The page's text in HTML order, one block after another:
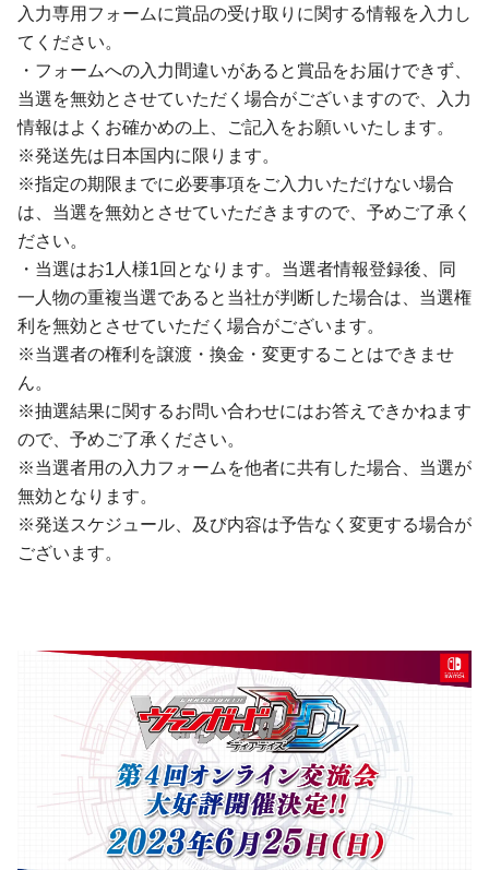
入力専用フォームに賞品の受け取りに関する情報を入力し
てください。
・フォームへの入力間違いがあると賞品をお届けできず、
当選を無効とさせていただく場合がございますので、入力
情報はよくお確かめの上、ご記入をお願いいたします。
※発送先は日本国内に限ります。
※指定の期限までに必要事項をご入力いただけない場合
は、当選を無効とさせていただきますので、予めご了承く
ださい。
・当選はお1人様1回となります。当選者情報登録後、同
一人物の重複当選であると当社が判断した場合は、当選権
利を無効とさせていただく場合がございます。
※当選者の権利を譲渡・換金・変更することはできませ
ん。
※抽選結果に関するお問い合わせにはお答えできかねます
ので、予めご了承ください。
※当選者用の入力フォームを他者に共有した場合、当選が
無効となります。
※発送スケジュール、及び内容は予告なく変更する場合が
ございます。